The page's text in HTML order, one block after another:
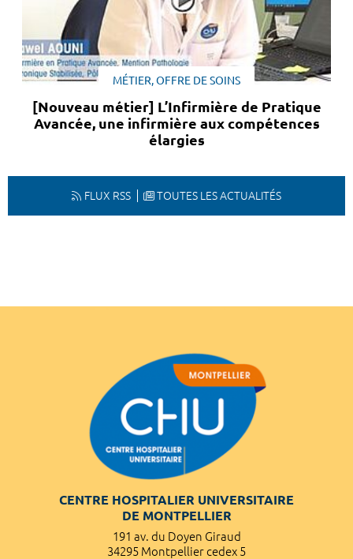
MÉTIER, OFFRE DE SOINS
[Nouveau métier] L’Infirmière de Pratique
Avancée, une infirmière aux compétences
élargies
FLUX RSS TOUTES LES ACTUALITÉS
CENTRE HOSPITALIER UNIVERSITAIRE
DE MONTPELLIER
191 av. du Doyen Giraud
34295 Montpellier cedex 5